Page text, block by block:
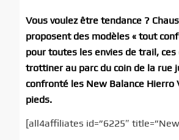
Vous voulez être tendance ?
proposent des modèles « tout
pour toutes les envies de trail,
trottiner au parc du coin de la rue
confronté les New Balance Hierro
pieds.
[all4affiliates id=”6225″